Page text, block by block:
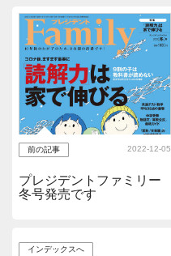
2022-12-05
前の記事
プレジデントファミリー
冬号発売です
インデックスへ